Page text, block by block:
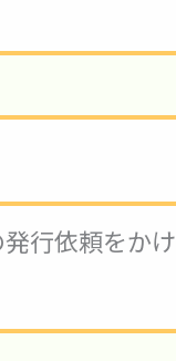
行依頼をかけ